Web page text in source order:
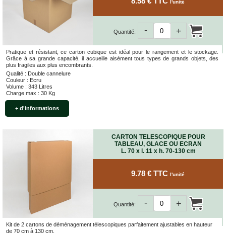
Pratique et résistant, ce carton cubique est idéal pour le rangement et le stockage.
Grâce à sa grande capacité, il accueille aisément tous types de grands objets, des
plus fragiles aux plus encombrants.
Qualité : Double cannelure
Couleur : Ecru
Volume : 343 Litres
Charge max : 30 Kg
+ d'informations
l'unité
Quantité: +
-
CARTON TELESCOPIQUE POUR
TABLEAU, GLACE OU ECRAN
L. 70 x l. 11 x h. 70-130 cm
Kit de 2 cartons de déménagement télescopiques parfaitement ajustables en hauteur
de 70 cm à 130 cm.
9.78 € TTC l'unité
Quantité: +
-